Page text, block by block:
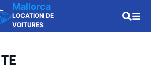
Mallorca
LOCATION DE
VOITURES